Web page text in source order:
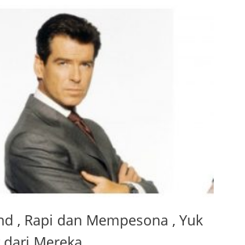
, Rapi dan Mempesona , Yuk